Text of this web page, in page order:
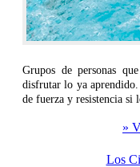
Grupos de personas
disfrutar lo ya aprendido.
de fuerza y resistencia si
»
Los